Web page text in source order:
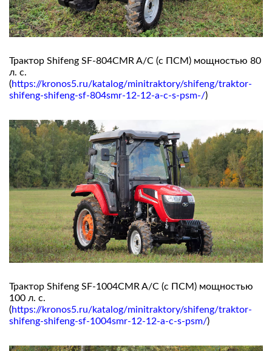
Трактор Shifeng SF-804СMR A/C (с ПСМ) мощностью 80
л. с.
(https://kronos5.ru/katalog/minitraktory/shifeng/traktor-
shifeng-shifeng-sf-804smr-12-12-a-c-s-psm-/)
Трактор Shifeng SF-1004СMR A/C (с ПСМ) мощностью
100 л. с.
(https://kronos5.ru/katalog/minitraktory/shifeng/traktor-
shifeng-shifeng-sf-1004smr-12-12-a-c-s-psm/)